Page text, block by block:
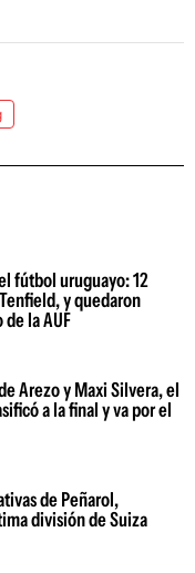
fútbol uruguayo: 12
y quedaron
la AUF
Arezo y Maxi Silvera, el
a la final y va por el
de Peñarol,
división de Suiza